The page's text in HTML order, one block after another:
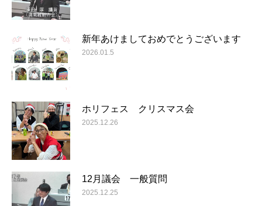
新年あけましておめでとうございます
2026.01.5
ホリフェス クリスマス会
2025.12.26
12月議会 一般質問
2025.12.25